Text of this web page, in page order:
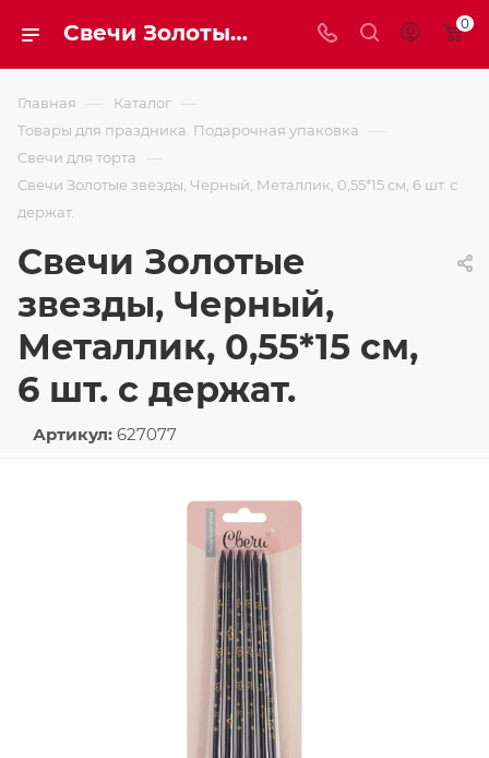
Свечи Золотые звезды, Черный, Металлик, 0,55*15 см, 6 шт. с держат. 0
Главная — Каталог —
Товары для праздника. Подарочная упаковка —
Свечи для торта —
Свечи Золотые звезды, Черный, Металлик, 0,55*15 см, 6 шт. с
держат.
Свечи Золотые
звезды, Черный,
Металлик, 0,55*15 см,
6 шт. с держат.
Артикул: 627077